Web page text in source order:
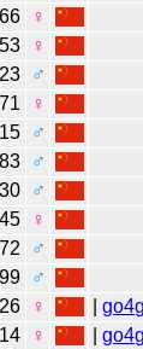
♀
♀
♂
♀
♂
♂
♂
♀
♂
♂
♀ |
♀ |